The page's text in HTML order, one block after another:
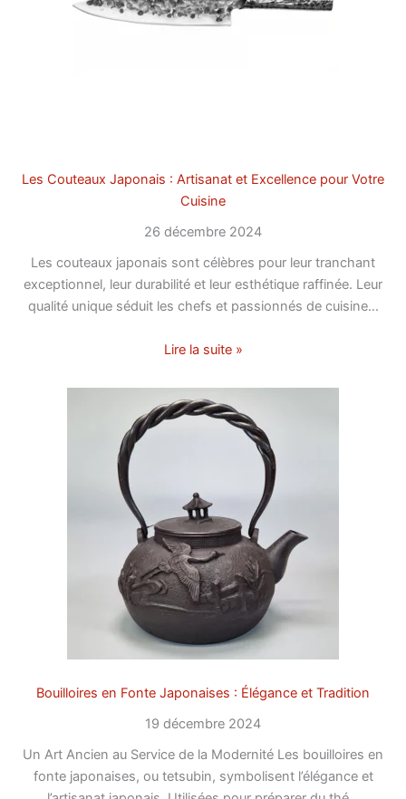
Les Couteaux Japonais : Artisanat et Excellence pour Votre
Cuisine
26 décembre 2024
Les couteaux japonais sont célèbres pour leur tranchant
exceptionnel, leur durabilité et leur esthétique raffinée. Leur
qualité unique séduit les chefs et passionnés de cuisine…
Lire la suite »
Bouilloires en Fonte Japonaises : Élégance et Tradition
19 décembre 2024
Un Art Ancien au Service de la Modernité Les bouilloires en
fonte japonaises, ou tetsubin, symbolisent l’élégance et